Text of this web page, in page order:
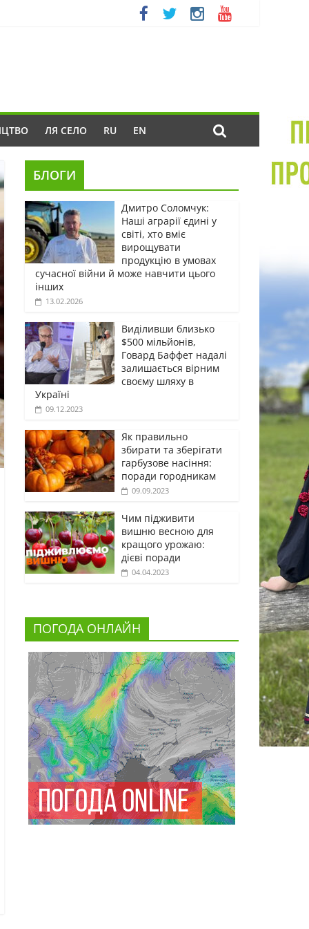
ЛЯ СЕЛО RU EN
БЛОГИ
Дмитро Соломчук:
Наші аграрії єдині у
світі, хто вміє
вирощувати
продукцію в умовах
сучасної війни й може навчити цього
інших
13.02.2026
Виділивши близько
$500 мільйонів,
Говард Баффет надалі
залишається вірним
своєму шляху в
Україні
09.12.2023
Як правильно
збирати та зберігати
гарбузове насіння:
поради городникам
09.09.2023
Чим підживити
вишню весною для
кращого урожаю:
дієві поради
04.04.2023
ПОГОДА ОНЛАЙН